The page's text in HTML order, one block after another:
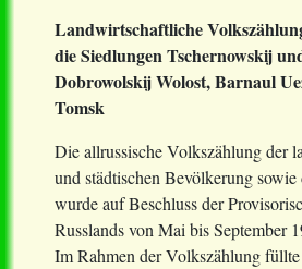
Landwirtschaftliche
die Siedlungen Tschernowskij
Dobrowolskij Wolost, Barnaul
Tomsk
Die allrussische Volkszählung der
und städtischen Bevölkerung sowie
wurde auf Beschluss der
Russlands von Mai bis September
Im Rahmen der Volkszählung